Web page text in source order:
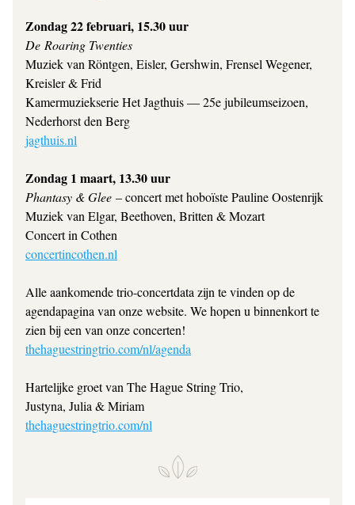
Zondag 22 februari, 15.30 uur
De Roaring Twenties
Muziek van Röntgen, Eisler, Gershwin, Frensel Wegener,
Kreisler & Frid
Kamermuziekserie Het Jagthuis — 25e jubileumseizoen,
Nederhorst den Berg
jagthuis.nl
Zondag 1 maart, 13.30 uur
Phantasy & Glee – concert met hoboïste Pauline Oostenrijk
Muziek van Elgar, Beethoven, Britten & Mozart
Concert in Cothen
concertincothen.nl
Alle aankomende trio-concertdata zijn te vinden op de
agendapagina van onze website. We hopen u binnenkort te
thehaguestringtrio.com/nl/agenda
Hartelijke groet van The Hague String Trio,
Justyna, Julia & Miriam
thehaguestringtrio.com/nl